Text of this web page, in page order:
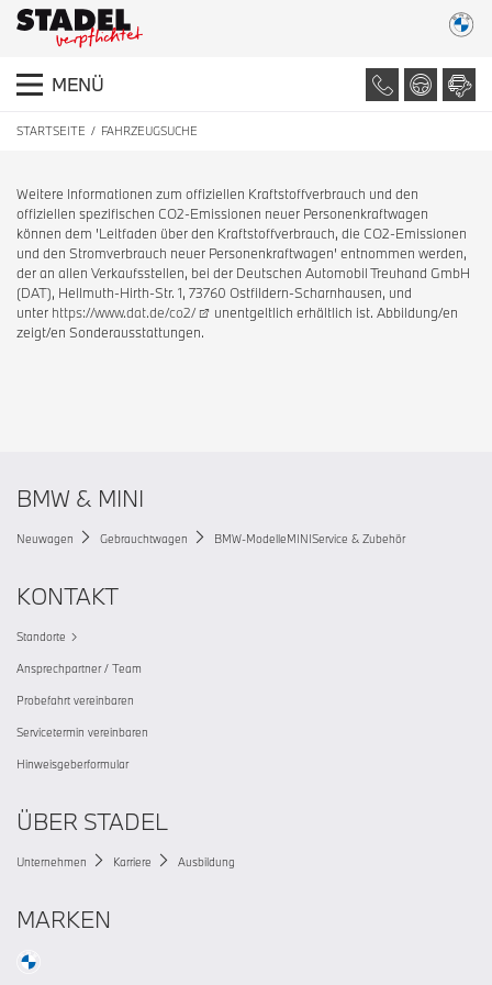
MENÜ
STARTSEITE FAHRZEUGSUCHE
Weitere Informationen zum offiziellen Kraftstoffverbrauch und den
offiziellen spezifischen CO2-Emissionen neuer Personenkraftwagen
können dem 'Leitfaden über den Kraftstoffverbrauch, die CO2-Emissionen
und den Stromverbrauch neuer Personenkraftwagen' entnommen werden,
der an allen Verkaufsstellen, bei der Deutschen Automobil Treuhand GmbH
(DAT), Hellmuth-Hirth-Str. 1, 73760 Ostfildern-Scharnhausen, und
unter https://www.dat.de/co2/
unentgeltlich erhältlich ist. Abbildung/en
zeigt/en Sonderausstattungen.
BMW & MINI
Neuwagen Gebrauchtwagen BMW-ModelleMINIService & Zubehör
KONTAKT
Standorte
Ansprechpartner / Team
Probefahrt vereinbaren
Servicetermin vereinbaren
Hinweisgeberformular
ÜBER STADEL
Unternehmen Karriere Ausbildung
MARKEN